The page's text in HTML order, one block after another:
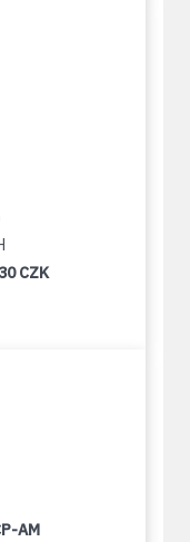
CZK
AM